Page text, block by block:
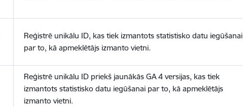
Reģistrē unikālu ID, kas tiek izmantots statistisko datu iegūšanai
par to, kā apmeklētājs izmanto vietni.
Reģistrē unikālu ID priekš jaunākās GA 4 versijas, kas tiek
izmantots statistisko datu iegūšanai par to, kā apmeklētājs
izmanto vietni.